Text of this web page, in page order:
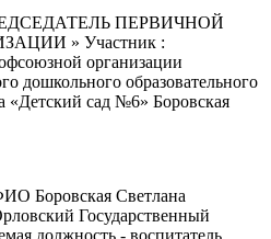
ПЕРВИЧНОЙ
» Участник :
организации
дошкольного образовательного
«Детский сад №6» Боровская
Светлана
Государственный
должность - воспитатель